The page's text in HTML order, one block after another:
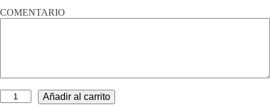
COMENTARIO
Café
Moro
Añadir al carrito